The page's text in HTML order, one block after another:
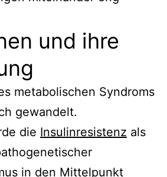
und ihre
metabolischen Syndroms
gewandelt.
die Insulinresistenz als
in den Mittelpunkt